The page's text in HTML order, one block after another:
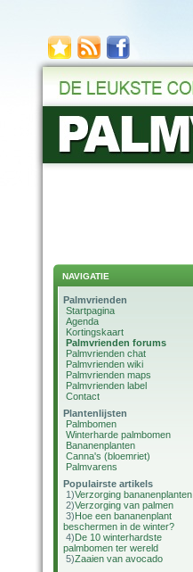
NAVIGATIE
Palmvrienden
Startpagina
Agenda
Kortingskaart
Palmvrienden forums
Palmvrienden chat
Palmvrienden wiki
Palmvrienden maps
Palmvrienden label
Contact
Plantenlijsten
Palmbomen
Winterharde palmbomen
Bananenplanten
Canna's (bloemriet)
Palmvarens
Populairste artikels
1)Verzorging bananenplanten
2)Verzorging van palmen
3)Hoe een bananenplant
beschermen in de winter?
4)De 10 winterhardste
palmbomen ter wereld
5)Zaaien van avocado